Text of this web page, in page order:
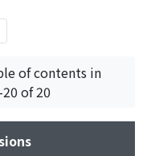
る灌流液)に浸すこ
組織内のCPZ濃度に
はCPZ濃度に影響を
of contents in
of 20